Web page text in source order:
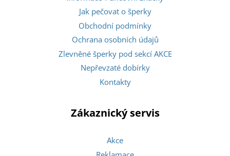
Jak pečovat o šperky
Obchodní podmínky
Ochrana osobních údajů
Zlevněné šperky pod sekcí AKCE
Nepřevzaté dobírky
Kontakty
Zákaznický servis
Akce